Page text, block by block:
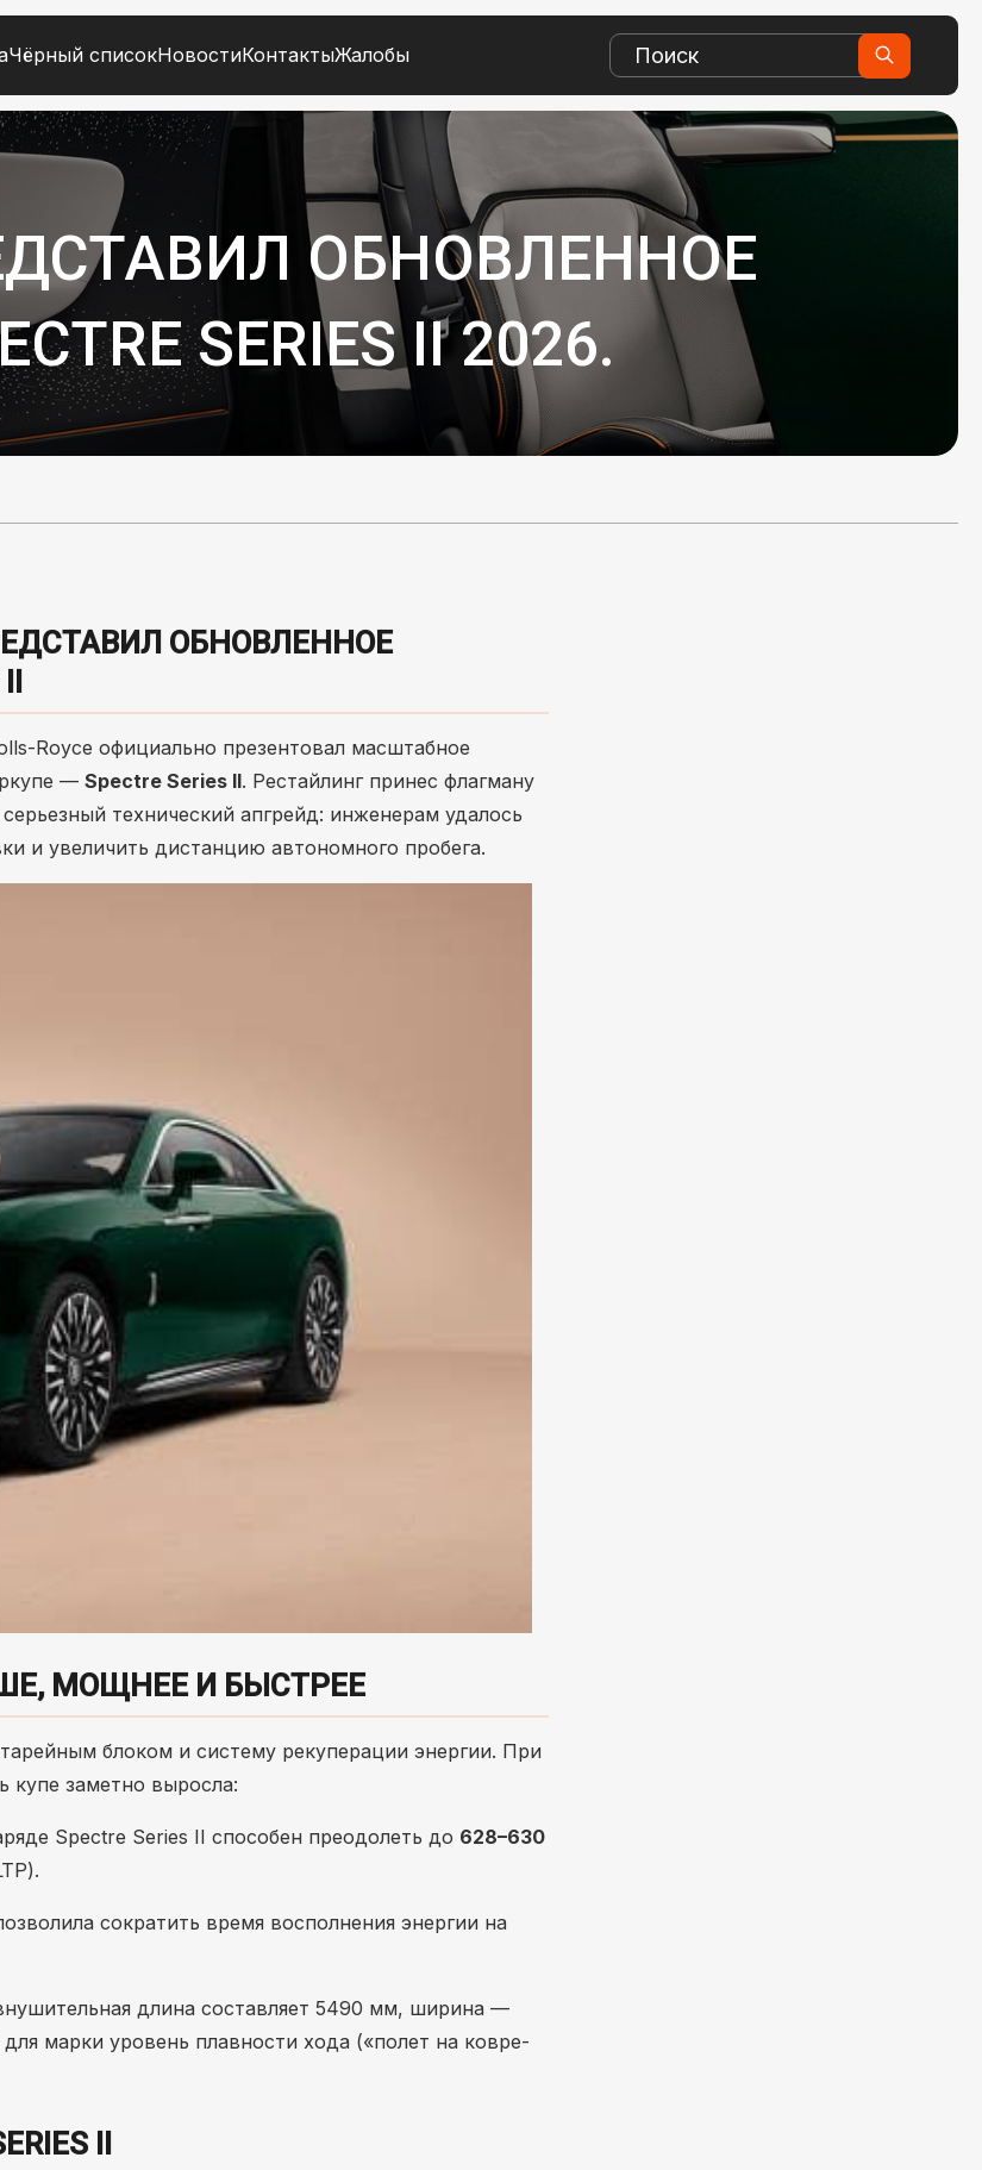
Чёрный списокНовостиКонтактыЖалобы
ОБНОВЛЕННОЕ
SERIES II 2026.
ОБНОВЛЕННОЕ
Royce официально презентовал масштабное
— Spectre Series II. Рестайлинг принес флагману
технический апгрейд: инженерам удалось
и увеличить дистанцию автономного пробега.
МОЩНЕЕ И БЫСТРЕЕ
блоком и систему рекуперации энергии. При
купе заметно выросла:
Spectre Series II способен преодолеть до 628–630
сократить время восполнения энергии на
длина составляет 5490 мм, ширина —
марки уровень плавности хода («полет на ковре-
II